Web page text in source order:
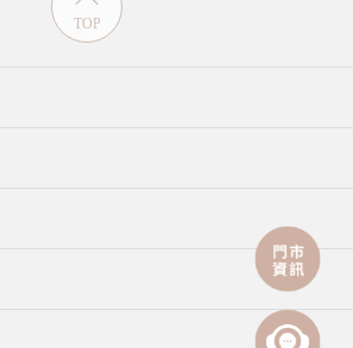
TOP